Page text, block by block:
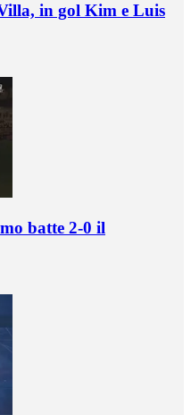
in gol Kim e Luis
batte 2-0 il